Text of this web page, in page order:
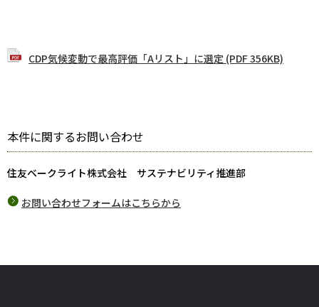
CDP気候変動で最高評価「Aリスト」に選定 (PDF 356KB)
本件に関するお問い合わせ
住友ベークライト株式会社 サステナビリティ推進部
お問い合わせフォームはこちらから